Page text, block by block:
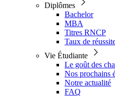
Diplômes
Bachelor
MBA
Titres RNCP
Taux de
Vie Étudiante
Le goût des
Nos prochains
Notre actualité
FAQ